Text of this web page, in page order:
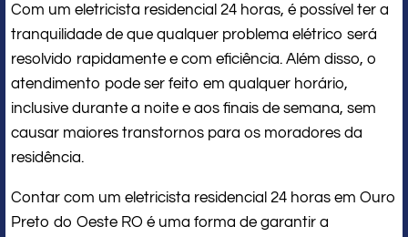
Com um eletricista residencial 24 horas, é possível ter a
tranquilidade de que qualquer problema elétrico será
resolvido rapidamente e com eficiência. Além disso, o
atendimento pode ser feito em qualquer horário,
inclusive durante a noite e aos finais de semana, sem
causar maiores transtornos para os moradores da
residência.
Contar com um eletricista residencial 24 horas em Ouro
Preto do Oeste RO é uma forma de garantir a